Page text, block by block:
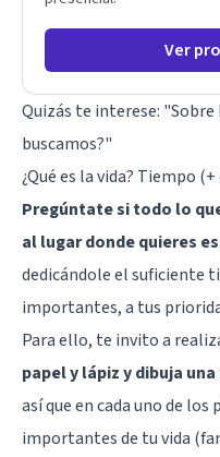
Ver
Quizás te interese: "Sobre
buscamos?"
¿Qué es la vida? Tiempo
Pregúntate si todo lo
al lugar donde quieres
dedicándole el suficiente
importantes, a tus
Para ello, te invito a
papel y lápiz y dibuja
así que en cada uno de
importantes de tu vida